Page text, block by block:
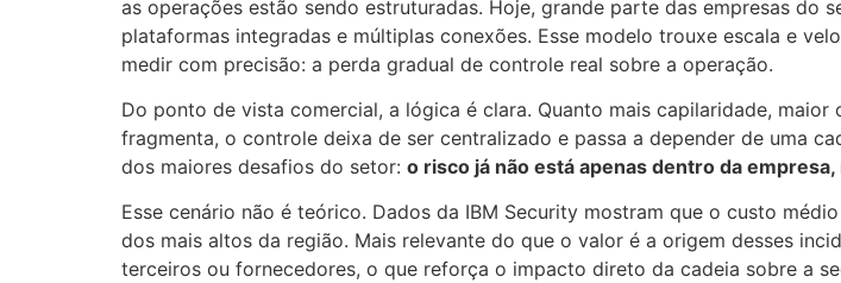
as operações estão sendo estruturadas. Hoje, grande parte das empresas
plataformas integradas e múltiplas conexões. Esse modelo trouxe escala e
medir com precisão: a perda gradual de controle real sobre a operação.
Do ponto de vista comercial, a lógica é clara. Quanto mais capilaridade,
fragmenta, o controle deixa de ser centralizado e passa a depender de uma
dos maiores desafios do setor: o risco já não está apenas dentro da
Esse cenário não é teórico. Dados da IBM Security mostram que o custo
dos mais altos da região. Mais relevante do que o valor é a origem desses
terceiros ou fornecedores, o que reforça o impacto direto da cadeia sobre a